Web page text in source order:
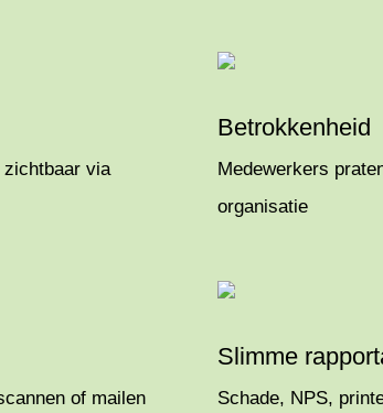
via
Betrokkenheid
Medewerkers
organisatie
of mailen
Slimme
Schade, NPS,